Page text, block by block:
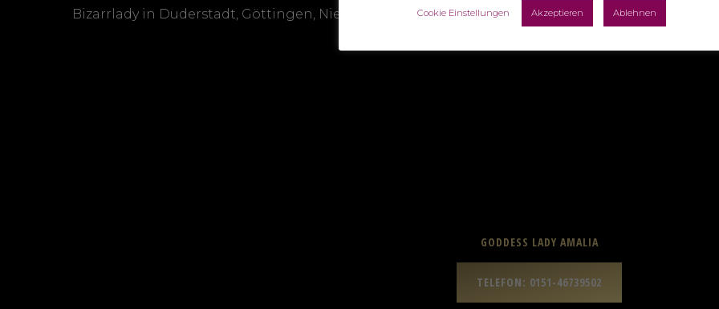
Bizarrlady in Duderstadt, Göttingen, Niedersachsen, Harz
GODDESS LADY AMALIA
TELEFON: 0151-46739502
Cookie Einstellungen Akzeptieren Ablehnen